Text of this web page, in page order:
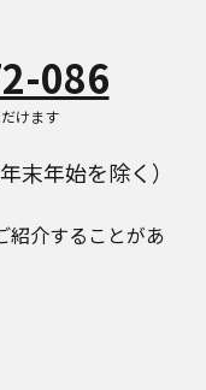
086
けます
末年始を除く）
紹介することがあ